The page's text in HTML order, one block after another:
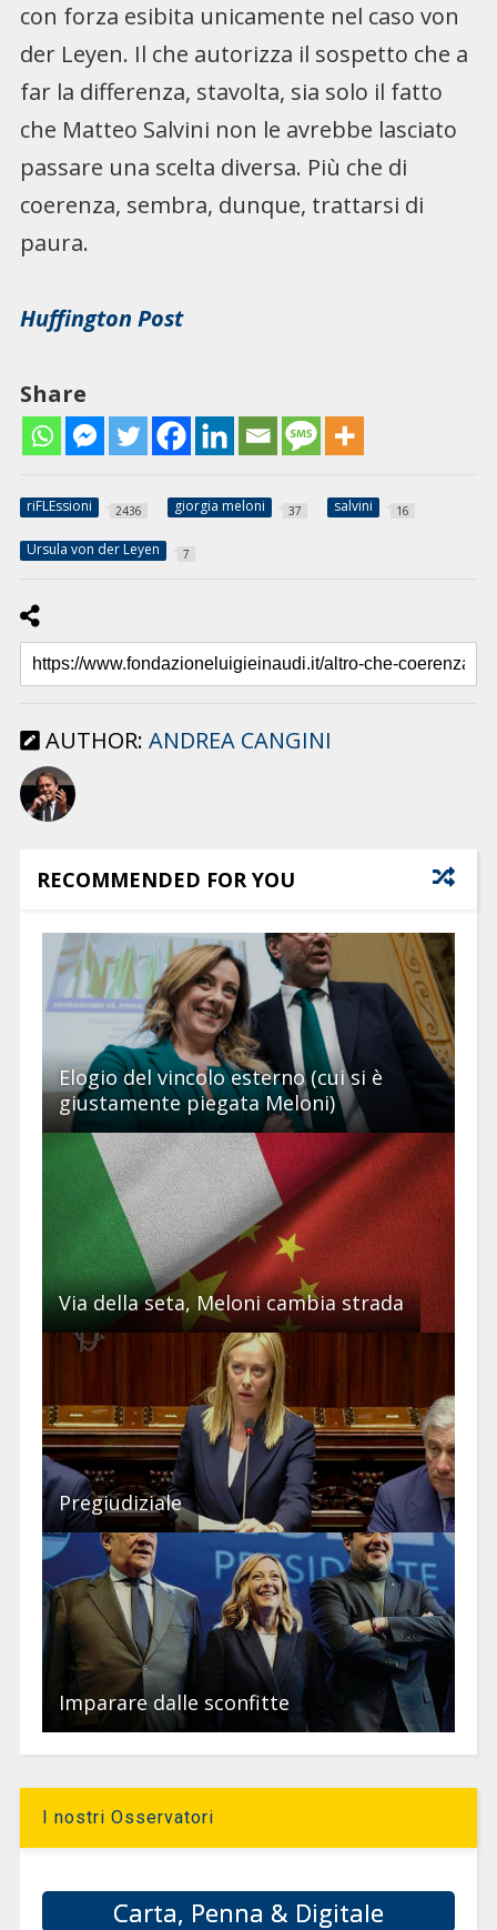
con forza esibita unicamente nel caso von
der Leyen. Il che autorizza il sospetto che a
far la differenza, stavolta, sia solo il fatto
che Matteo Salvini non le avrebbe lasciato
passare una scelta diversa. Più che di
coerenza, sembra, dunque, trattarsi di
paura.
Huffington Post
Share
riFLEssioni 2436 giorgia meloni 37 salvini 16
Ursula von der Leyen 7
AUTHOR: ANDREA CANGINI
RECOMMENDED FOR YOU
Elogio del vincolo esterno (cui si è
giustamente piegata Meloni)
Via della seta, Meloni cambia strada
Pregiudiziale
Imparare dalle sconfitte
I nostri Osservatori
Carta, Penna & Digitale